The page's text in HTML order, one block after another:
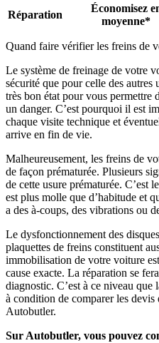
Réparation
Économisez
moyenne*
Quand faire vérifier les freins de
Le système de freinage de votre
sécurité que pour celle des autres
très bon état pour vous permettre
un danger. C’est pourquoi il est
chaque visite technique et
arrive en fin de vie.
Malheureusement, les freins de
de façon prématurée. Plusieurs
de cette usure prématurée. C’est
est plus molle que d’habitude et
a des à-coups, des vibrations ou
Le dysfonctionnement des
plaquettes de freins constituent
immobilisation de votre voiture
cause exacte. La réparation se
diagnostic. C’est à ce niveau
à condition de comparer les devis
Autobutler.
Sur Autobutler, vous pouvez